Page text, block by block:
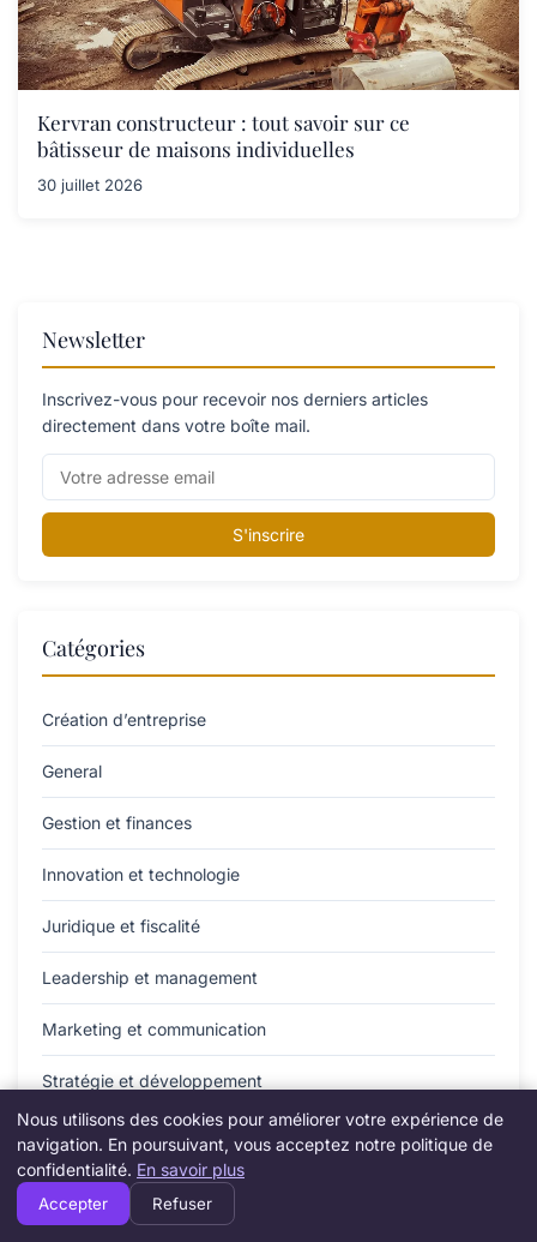
Kervran constructeur : tout savoir sur ce
bâtisseur de maisons individuelles
30 juillet 2026
Newsletter
Inscrivez-vous pour recevoir nos derniers articles
directement dans votre boîte mail.
S'inscrire
Catégories
Création d’entreprise
General
Gestion et finances
Innovation et technologie
Juridique et fiscalité
Leadership et management
Marketing et communication
Stratégie et développement
Vie d’entrepreneur
Nous utilisons des cookies pour améliorer votre expérience de
navigation. En poursuivant, vous acceptez notre politique de
confidentialité. En savoir plus
Accepter Refuser